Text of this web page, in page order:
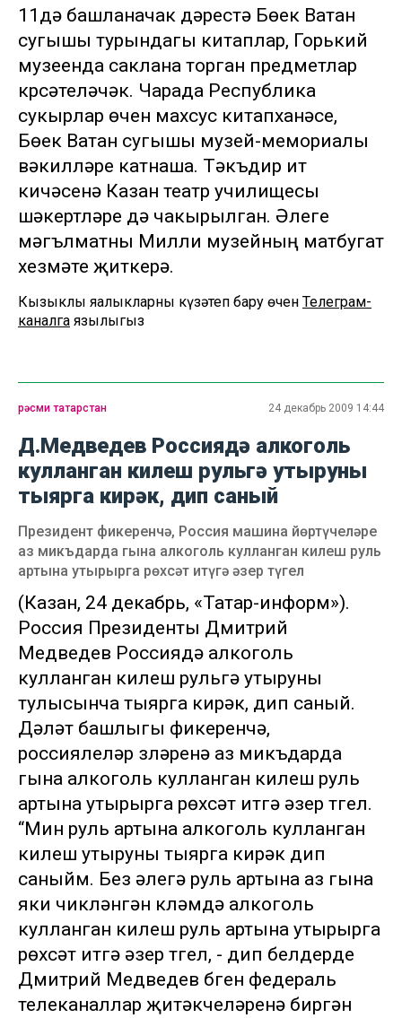
11дә башланачак дәрестә Бөек Ватан
сугышы турындагы китаплар, Горький
музеенда саклана торган предметлар
күрсәтеләчәк. Чарада Республика
сукырлар өчен махсус китапханәсе,
Бөек Ватан сугышы музей-мемориалы
вәкилләре катнаша. Тәкъдир итү
кичәсенә Казан театр училищесы
шәкертләре дә чакырылган. Әлеге
мәгълүматны Милли музейның матбугат
хезмәте җиткерә.
Кызыклы яңалыкларны күзәтеп бару өчен Телеграм-
каналга язылыгыз
рәсми татарстан 24 декабрь 2009 14:44
Д.Медведев Россиядә алкоголь
кулланган килеш рульгә утыруны
тыярга кирәк, дип саный
Президент фикеренчә, Россия машина йөртүчеләре
аз микъдарда гына алкоголь кулланган килеш руль
артына утырырга рөхсәт итүгә әзер түгел
(Казан, 24 декабрь, «Татар-информ»).
Россия Президенты Дмитрий
Медведев Россиядә алкоголь
кулланган килеш рульгә утыруны
тулысынча тыярга кирәк, дип саный.
Дәүләт башлыгы фикеренчә,
россиялеләр үзләренә аз микъдарда
гына алкоголь кулланган килеш руль
артына утырырга рөхсәт итүгә әзер түгел.
“Мин руль артына алкоголь кулланган
килеш утыруны тыярга кирәк дип
саныйм. Без әлегә руль артына аз гына
яки чикләнгән күләмдә алкоголь
кулланган килеш руль артына утырырга
рөхсәт итүгә әзер түгел, - дип белдерде
Дмитрий Медведев бүген федераль
телеканаллар җитәкчеләренә биргән